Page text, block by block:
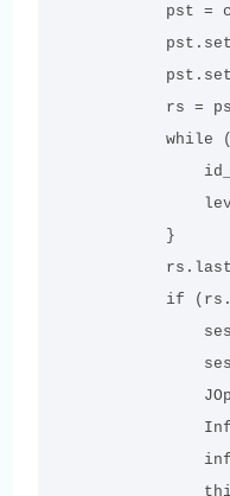
pst =
rs =
while
id_login =
level =
}
if
Informasi